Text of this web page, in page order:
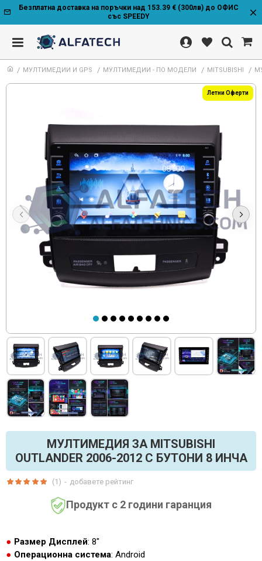
Безплатна доставка на поръчки над 153.39 € (300лв) до ОФИС
със SPEEDY
МУЛТИМЕДИИ И GPS МУЛТИМЕДИИ - ПО МОДЕЛИ MITSUBISHI
Летни Оферти
МУЛТИМЕДИЯ ЗА MITSUBISHI
OUTLANDER 2006-2012 С БУТОНИ 8 ИНЧА
Продукт с 2 години гаранция
Размер Дисплей: 8"
Операционна система: Android
(1) - добавете рейтинг